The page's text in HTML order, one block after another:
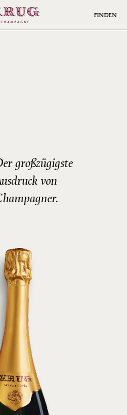
FINDEN
großzügigste
von